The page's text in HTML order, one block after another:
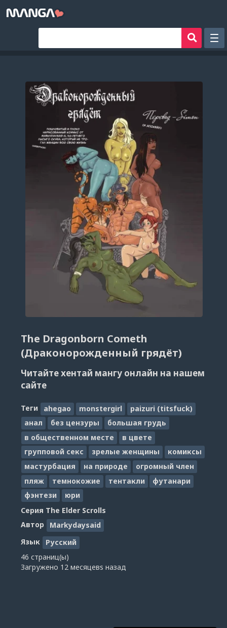
Авторы
Аниме хентай
Сборники манги
Sign in
Register
The Dragonborn Cometh
(Драконорожденный грядёт)
Читайте хентай мангу онлайн на нашем
сайте
Теги ahegao monstergirl
paizuri (titsfuck)
анал
без цензуры
большая грудь
в общественном месте
в цвете
групповой секс
зрелые женщины
комиксы
мастурбация
на природе
огромный член
пляж
темнокожие тентакли
футанари
фэнтези
юри
Серия The Elder Scrolls
Автор
Markydaysaid
Язык
Русский
46 страниц(ы)
Загружено 12 месяцевs назад